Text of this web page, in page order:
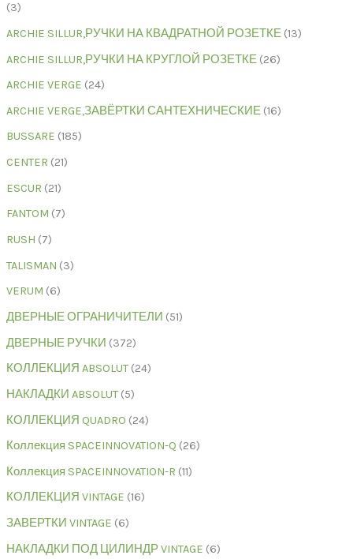
3
ARCHIE SILLUR,РУЧКИ НА КВАДРАТНОЙ РОЗЕТКЕ 13
ARCHIE SILLUR,РУЧКИ НА КРУГЛОЙ РОЗЕТКЕ 26
ARCHIE VERGE 24
ARCHIE VERGE,ЗАВЁРТКИ САНТЕХНИЧЕСКИЕ 16
BUSSARE 185
CENTER 21
ESCUR 21
FANTOM 7
RUSH 7
TALISMAN 3
VERUM 6
ДВЕРНЫЕ ОГРАНИЧИТЕЛИ 51
ДВЕРНЫЕ РУЧКИ 372
КОЛЛЕКЦИЯ ABSOLUT 24
НАКЛАДКИ ABSOLUT 5
КОЛЛЕКЦИЯ QUADRO 24
Коллекция SPACEINNOVATION-Q 26
Коллекция SPACEINNOVATION-R 11
КОЛЛЕКЦИЯ VINTAGE 16
ЗАВЕРТКИ VINTAGE 6
НАКЛАДКИ ПОД ЦИЛИНДР VINTAGE 6